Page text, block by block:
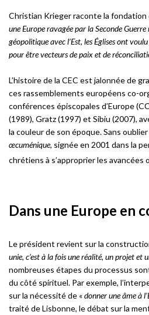
Christian Krieger raconte la fondation
une Europe ravagée par la Seconde
géopolitique avec l’Est, les Églises ont
pour être vecteurs de paix et de
L’histoire de la CEC est jalonnée de
ces rassemblements européens co-
conférences épiscopales d’Europe
(1989), Gratz (1997) et Sibiu (2007),
la couleur de son époque. Sans
œcuménique, signée en 2001 dans la
chrétiens à s’approprier les
Dans une Europe en
Le président revient sur la
unie, c’est à la fois une réalité, un projet et
nombreuses étapes du processus
du côté spirituel. Par exemple,
sur la nécessité de «donner une âme à
traité de Lisbonne, le débat sur la